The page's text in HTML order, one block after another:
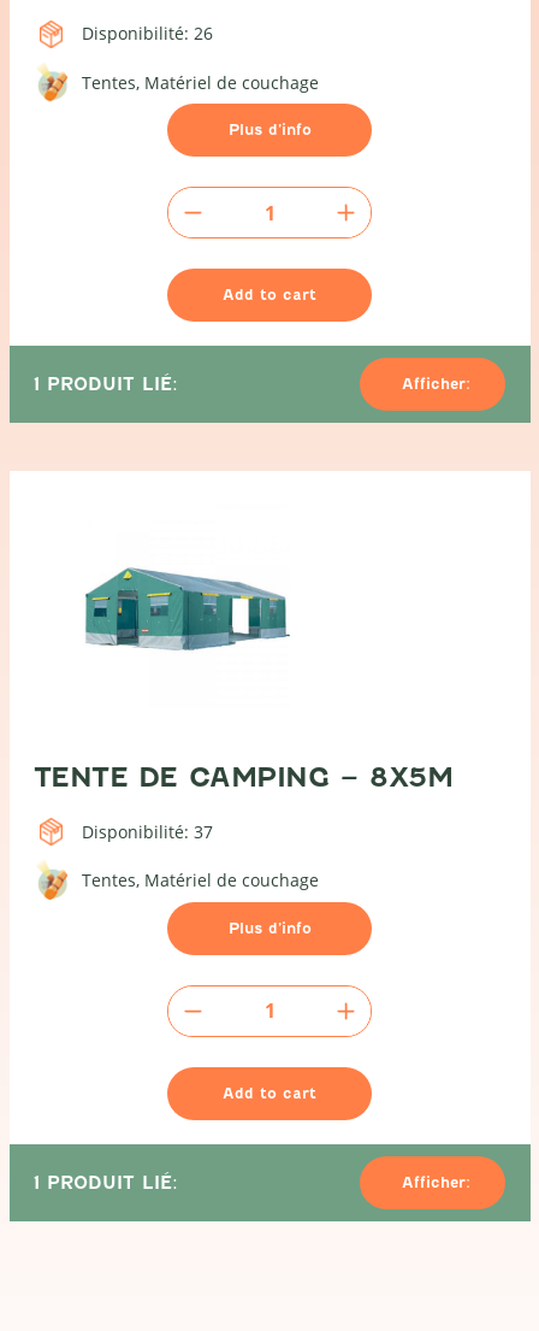
Disponibilité: 26
Tentes Matériel de couchage
Plus d’info
de
-
5x5m
quantity
Add to cart
1 PRODUIT LIÉ: Afficher:
TENTE DE CAMPING – 8X5M
Disponibilité: 37
Tentes Matériel de couchage
Plus d’info
de
-
8x5m
quantity
Add to cart
1 PRODUIT LIÉ: Afficher: